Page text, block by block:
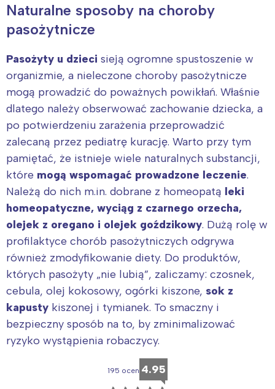
Naturalne sposoby na choroby
pasożytnicze
Pasożyty u dzieci sieją ogromne spustoszenie w
organizmie, a nieleczone choroby pasożytnicze
mogą prowadzić do poważnych powikłań. Właśnie
dlatego należy obserwować zachowanie dziecka, a
po potwierdzeniu zarażenia przeprowadzić
zalecaną przez pediatrę kurację. Warto przy tym
pamiętać, że istnieje wiele naturalnych substancji,
które mogą wspomagać prowadzone leczenie.
Należą do nich m.in. dobrane z homeopatą leki
homeopatyczne, wyciąg z czarnego orzecha,
olejek z oregano i olejek goździkowy. Dużą rolę w
profilaktyce chorób pasożytniczych odgrywa
również zmodyfikowanie diety. Do produktów,
których pasożyty „nie lubią”, zaliczamy: czosnek,
cebula, olej kokosowy, ogórki kiszone, sok z
kapusty kiszonej i tymianek. To smaczny i
bezpieczny sposób na to, by zminimalizować
ryzyko wystąpienia robaczycy.
195 ocen 4.95